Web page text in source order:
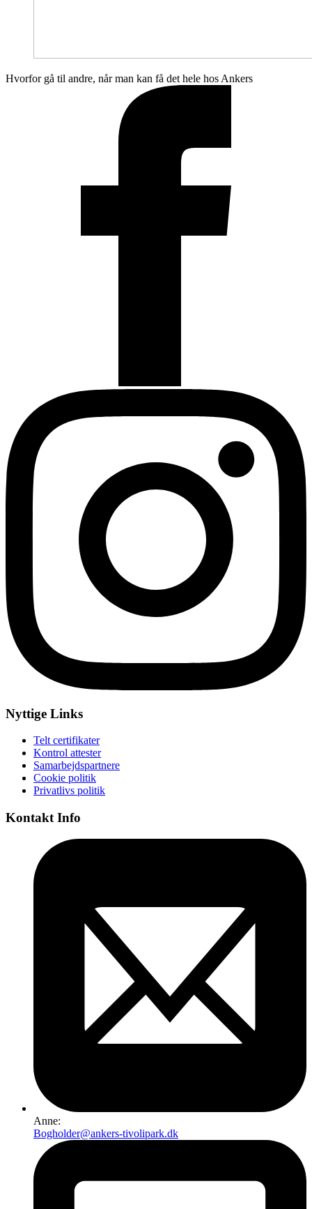
Hvorfor gå til andre, når man kan få det hele hos Ankers
Nyttige Links
Telt certifikater
Kontrol attester
Samarbejdspartnere
Cookie politik
Privatlivs politik
Kontakt Info
Anne:
Bogholder@ankers-tivolipark.dk